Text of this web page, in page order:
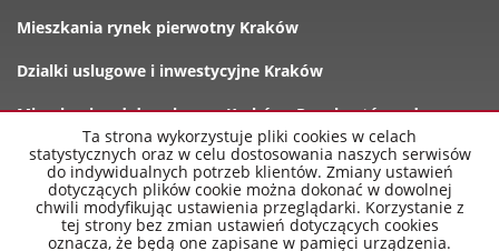
Mieszkania rynek pierwotny Kraków
Dzialki uslugowe i inwestycyjne Kraków
Mieszkania od dewelopera Kraków Rynek wtórny domy
Oferty
Ta strona wykorzystuje pliki cookies w celach
statystycznych oraz w celu dostosowania naszych serwisów
do indywidualnych potrzeb klientów. Zmiany ustawień
dotyczących plików cookie można dokonać w dowolnej
chwili modyfikując ustawienia przeglądarki. Korzystanie z
tej strony bez zmian ustawień dotyczących cookies
oznacza, że będą one zapisane w pamięci urządzenia.